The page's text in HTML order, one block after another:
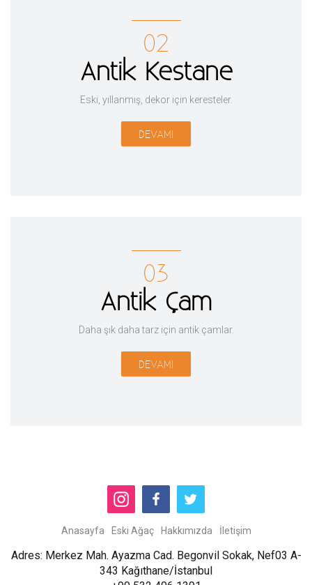
02
Antik Kestane
Eski, yıllanmış, dekor için keresteler.
DEVAMI
03
Antik Çam
Daha şık daha tarz için antik çamlar.
DEVAMI
Anasayfa Eski Ağaç Hakkımızda İletişim
Adres: Merkez Mah. Ayazma Cad. Begonvil Sokak, Nef03 A-
343 Kağıthane/İstanbul